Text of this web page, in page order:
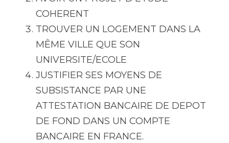
COHERENT
TROUVER UN LOGEMENT DANS LA
MÊME VILLE QUE SON
UNIVERSITE/ECOLE
JUSTIFIER SES MOYENS DE
SUBSISTANCE PAR UNE
ATTESTATION BANCAIRE DE DEPOT
DE FOND DANS UN COMPTE
BANCAIRE EN FRANCE.